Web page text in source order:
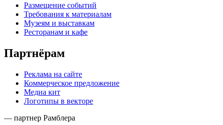
Размещение событий
Требования к материалам
Музеям и выставкам
Ресторанам и кафе
Партнёрам
Реклама на сайте
Коммерческое предложение
Медиа кит
Логотипы в векторе
— партнер Рамблера